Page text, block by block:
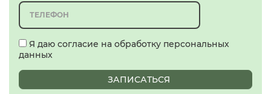
Я даю согласие на обработку персональных
данных
ЗАПИСАТЬСЯ